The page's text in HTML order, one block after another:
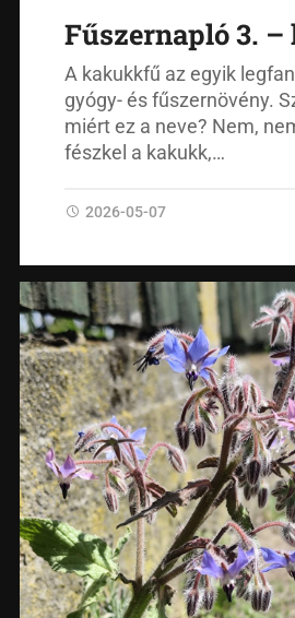
Fűszernapló 3.
A kakukkfű az egyik
gyógy- és fűszernövény.
miért ez a neve? Nem,
fészkel a kakukk,…
2026-05-07